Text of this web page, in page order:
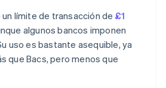
límite de transacción de £1
algunos bancos imponen
uso es bastante asequible, ya
que Bacs, pero menos que